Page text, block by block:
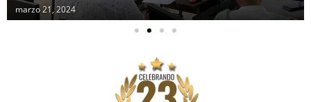
marzo 21, 2024